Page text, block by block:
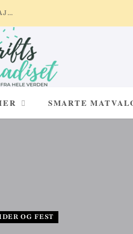
REKER MED HVITLØK OG SITRON – ENKEL OPPSKRIFT (GAMBAS AL AJILLO)
SMARTE
OG FEST